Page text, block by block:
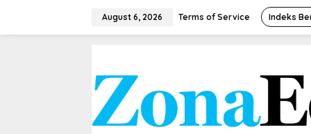
August 6, 2026 Terms of Service Indeks